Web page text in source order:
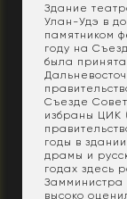
Здание
Улан-Удэ в
памятником
году на
была
Съезде
избраны ЦИК
годы в
драмы и
годах здесь
высоко